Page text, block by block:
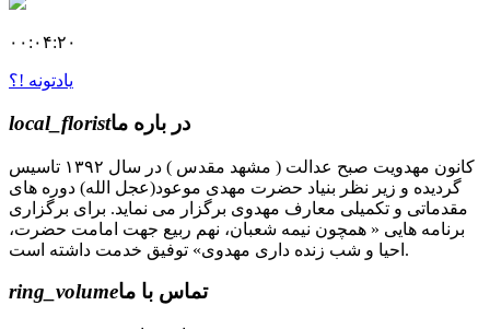
۰۰:۰۴:۲۰
یادتونه !؟
local_floristدر باره ما
کانون مهدویت صبح عدالت ( مشهد مقدس ) در سال ۱۳۹۲ تاسیس
گردیده و زیر نظر بنیاد حضرت مهدی موعود(عجل الله) دوره های
مقدماتی و تکمیلی معارف مهدوی برگزار می نماید. برای برگزاری
برنامه هایی « همچون نیمه شعبان، نهم ربیع جهت امامت حضرت،
احیا و شب زنده داری مهدوی» توفیق خدمت داشته است.
ring_volumeتماس با ما